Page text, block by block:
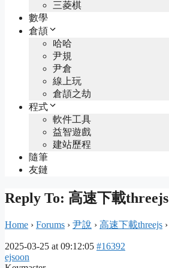
三菱棋
數學
倉頡
哈哈
尹規
尹倉
線上玩
倉頡之劫
程式
軟件工具
益智遊戲
建站歷程
隨筆
友鏈
Reply To: 高速下載threejs
Home › Forums › 尹說 › 高速下載threejs ›
2025-03-25 at 09:12:05 #16392
ejsoon